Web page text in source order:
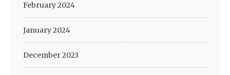
February 2024
January 2024
December 2023